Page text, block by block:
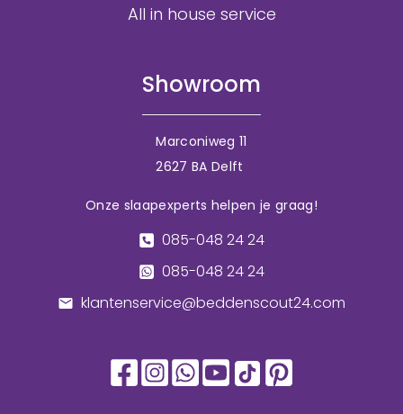
All in house service
Showroom
Marconiweg 11
2627 BA Delft
Onze slaapexperts helpen je graag!
085-048 24 24
085-048 24 24
klantenservice@beddenscout24.com